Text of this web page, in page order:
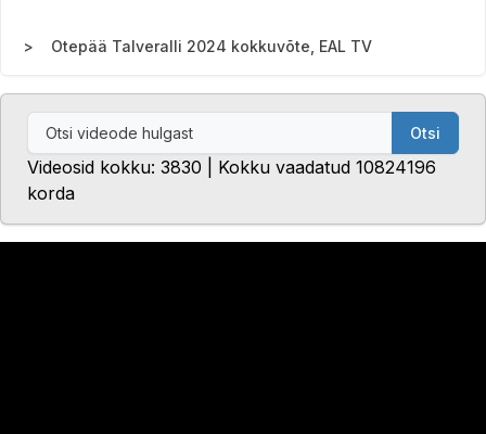
Otepää Talveralli 2024 kokkuvõte, EAL TV
Otsi
Videosid kokku: 3830 | Kokku vaadatud 10824196
korda